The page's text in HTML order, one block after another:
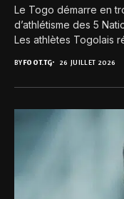
Le Togo démarre en
d’athlétisme des 5
Les athlètes Togolais
BYFOOT.TG 26 JUILLET 2026